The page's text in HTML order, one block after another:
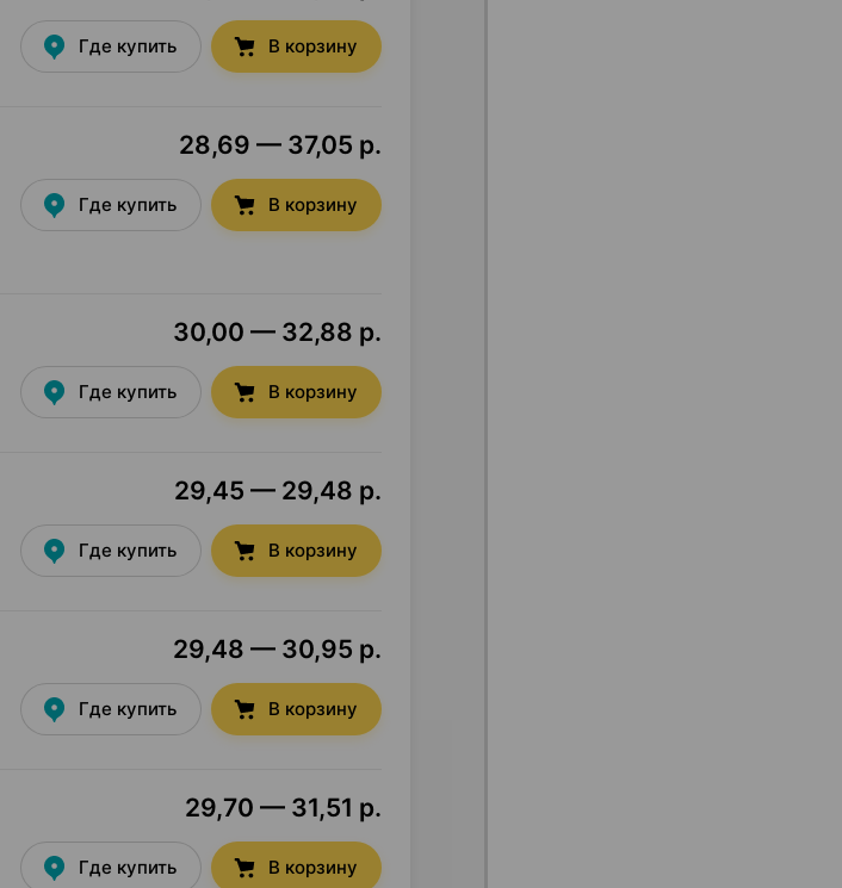
Где купить В корзину
28,69 — 37,05 р.
Где купить В корзину
30,00 — 32,88 р.
Где купить В корзину
29,45 — 29,48 р.
Где купить В корзину
29,48 — 30,95 р.
Где купить В корзину
29,70 — 31,51 р.
Где купить В корзину